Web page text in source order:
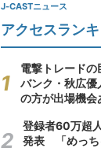
J-CASTニュース
アクセスラン
電撃トレードの
バンク・秋広優
の方が出場機会
登録者60万超
発表 「めっち